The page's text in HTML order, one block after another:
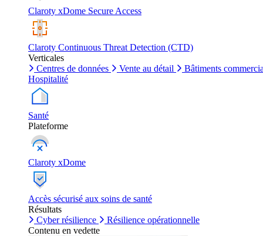
Claroty xDome Secure Access
Claroty Continuous Threat Detection (CTD)
Verticales
Centres de données
Vente au détail
Bâtiments
Hospitalité
Santé
Plateforme
Claroty xDome
Accès sécurisé aux soins de santé
Résultats
Cyber résilience
Résilience opérationnelle
Contenu en vedette